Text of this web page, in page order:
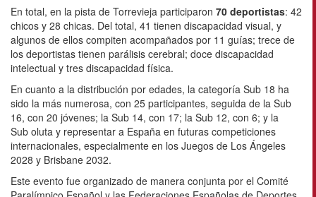
En total, en la pista de Torrevieja participaron 70 deportistas: 42
chicos y 28 chicas. Del total, 41 tienen discapacidad visual, y
algunos de ellos compiten acompañados por 11 guías; trece de
los deportistas tienen parálisis cerebral; doce discapacidad
intelectual y tres discapacidad física.
En cuanto a la distribución por edades, la categoría Sub 18 ha
sido la más numerosa, con 25 participantes, seguida de la Sub
16, con 20 jóvenes; la Sub 14, con 17; la Sub 12, con 6; y la
Sub oluta y representar a España en futuras competiciones
internacionales, especialmente en los Juegos de Los Ángeles
2028 y Brisbane 2032.
Este evento fue organizado de manera conjunta por el Comité